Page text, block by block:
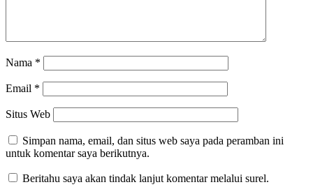
Nama *
Email *
Situs Web
Simpan nama, email, dan situs web saya pada peramban ini
untuk komentar saya berikutnya.
Beritahu saya akan tindak lanjut komentar melalui surel.